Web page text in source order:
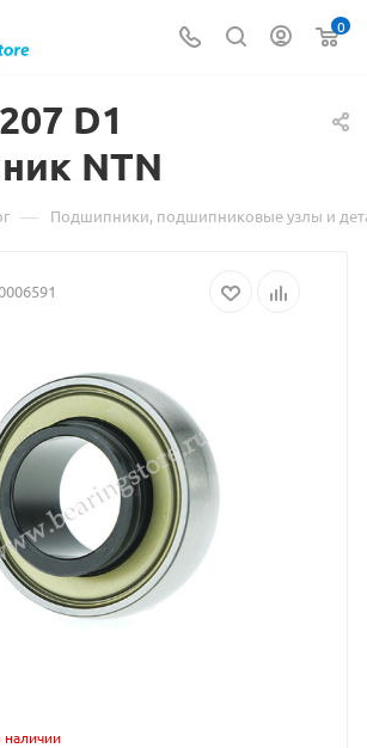
0
D1
Материал
о
AEL
207
D1
подшипник
NTN
взят
NTN
— Подшипники, подшипниковые узлы и
наличии